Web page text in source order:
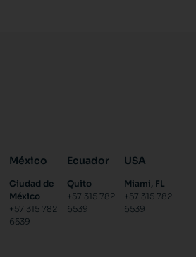
México
Ciudad de
México
+57 315 782
6539
Ecuador
Quito
+57 315 782
6539
USA
Miami, FL
+57 315 782
6539